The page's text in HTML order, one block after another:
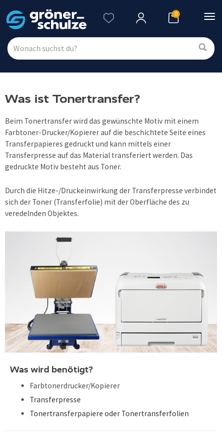
0
Was ist Tonertransfer?
Beim Tonertransfer wird das gewünschte Motiv mit einem
Farbtoner-Drucker/Kopierer auf die beschichtete Seite eines
Transferpapieres gedruckt und kann mittels einer
Transferpresse auf das Material transferiert werden. Das
gedruckte Motiv besteht aus Toner.
Durch die Hitze-/Druckeinwirkung der Transferpresse verbindet
sich der Toner (Transferfolie) mit der Oberfläche des zu
veredelnden Objektes.
Was wird benötigt?
Farbtonerdrucker/Kopierer
Transferpresse
Tonertransferpapiere oder Tonertransferfolien